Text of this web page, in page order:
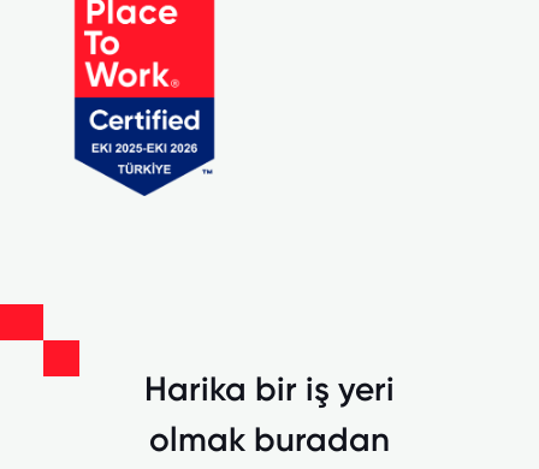
Harika bir iş yeri
olmak buradan